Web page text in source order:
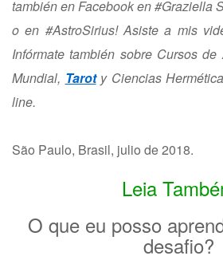
también en Facebook en #Graziella
o en #AstroSirius! Asiste a mis
Infórmate también sobre Cursos
Mundial, Taroty Ciencias
line.
São Paulo, Brasil, julio de 2018.
Leia
O que eu posso
desafio?